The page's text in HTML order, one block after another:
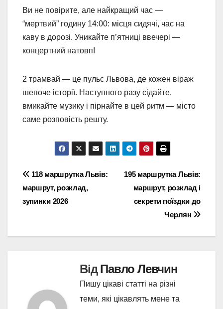
Ви не повірите, але найкращий час —
“мертвий” годину 14:00: місця сидячі, час на
каву в дорозі. Уникайте п’ятниці ввечері —
концертний натовп!
2 трамвай — це пульс Львова, де кожен віраж
шепоче історії. Наступного разу сідайте,
вмикайте музику і пірнайте в цей ритм — місто
саме розповість решту.
Навігація
записів
195 маршрутка Львів:
маршрут, розклад і
секрети поїздки до
Черлян
118 маршрутка Львів:
маршрут, розклад,
зупинки 2026
ВідПавло Левчин
Пишу цікаві статті на різні
теми, які цікавлять мене та